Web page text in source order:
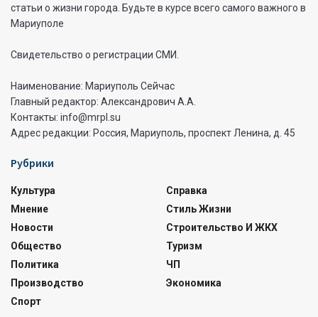
статьи о жизни города. Будьте в курсе всего самого важного в
Мариуполе
Свидетельство о регистрации СМИ.
Наименование: Мариуполь Сейчас
Главный редактор: Александрович А.А.
Контакты: info@mrpl.su
Адрес редакции: Россия, Мариуполь, проспект Ленина, д. 45
Рубрики
Культура
Мнение
Новости
Общество
Политика
Производство
Спорт
Справка
Стиль Жизни
Строительство И ЖКХ
Туризм
ЧП
Экономика